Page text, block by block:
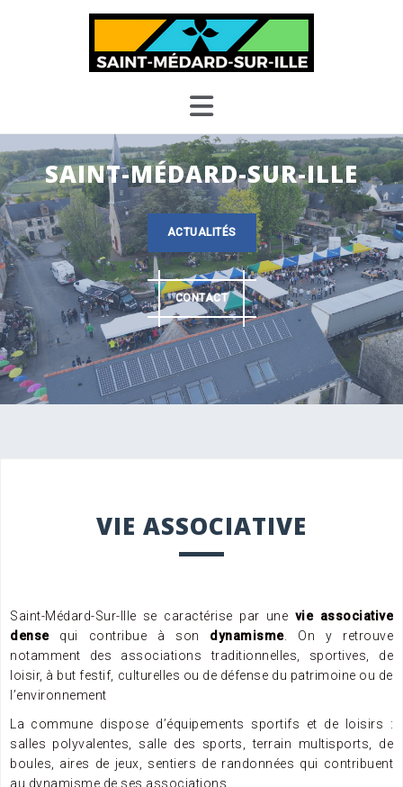
SAINT-MÉDARD-SUR-ILLE
ACTUALITÉS
CONTACT
VIE ASSOCIATIVE
Saint-Médard-Sur-Ille se caractérise par une vie associative
densequi contribue à son dynamisme. On y retrouve
notamment des associations traditionnelles, sportives, de
loisir, à but festif, culturelles ou de défense du patrimoine ou de
l’environnement
La commune dispose d’équipements sportifs et de loisirs :
salles polyvalentes, salle des sports, terrain multisports, de
boules, aires de jeux, sentiers de randonnées qui contribuent
au dynamisme de ses associations.